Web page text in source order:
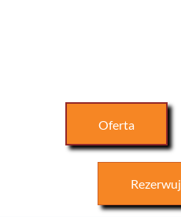
Oferta
Rezerwuj